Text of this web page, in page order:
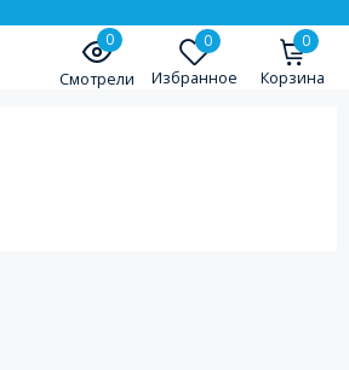
0
Смотрели
0
Избранное
0
Корзина